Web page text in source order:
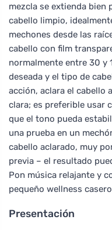
mezcla se extienda bien
cabello limpio,
mechones desde las
cabello con film
normalmente entre 30 y
deseada y el tipo de
acción, aclara el cabello
clara; es preferible usar
que el tono pueda
una prueba en un
cabello aclarado, muy
previa – el resultado
Pon música relajante y
pequeño wellness
Presentación